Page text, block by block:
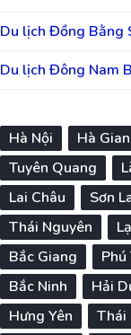
Du lịch Đồng Bằng
Du lịch Đông Nam
Hà Nội Hà
Tuyên Quang
Lai Châu
Sơn
Thái Nguyên
Bắc Giang
Bắc Ninh
Hải
Hưng Yên
Thái